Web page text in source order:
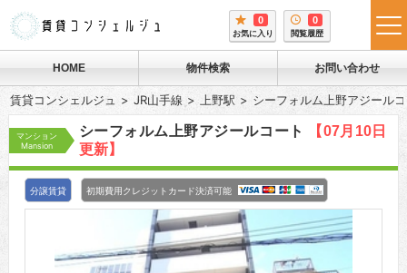
0
お気に入り
0
閲覧履歴
HOME 物件検索 お問い合わせ
賃貸コンシェルジュ JR山手線 上野駅 シーフォルム上野アジール
マンション
Mansion
シーフォルム上野アジールコート
【07月10日
更新】
分譲賃貸 初期費用クレジットカード決済可能